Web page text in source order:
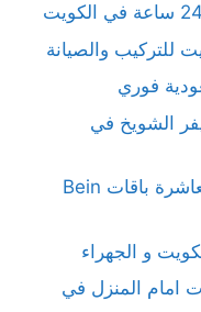
للتركيب والصيانة
فوري
الشويخ في
اشتراك بي ان سبورت المنطقة العاشرة باقات Bein
و الجهراء
امام المنزل في